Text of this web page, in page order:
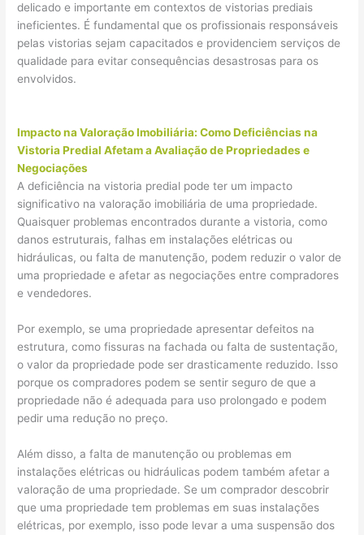
delicado e importante em contextos de vistorias prediais
ineficientes. É fundamental que os profissionais responsáveis
pelas vistorias sejam capacitados e providenciem serviços de
qualidade para evitar consequências desastrosas para os
envolvidos.
Impacto na Valoração Imobiliária: Como Deficiências na
Vistoria Predial Afetam a Avaliação de Propriedades e
Negociações
A deficiência na vistoria predial pode ter um impacto
significativo na valoração imobiliária de uma propriedade.
Quaisquer problemas encontrados durante a vistoria, como
danos estruturais, falhas em instalações elétricas ou
hidráulicas, ou falta de manutenção, podem reduzir o valor de
uma propriedade e afetar as negociações entre compradores
e vendedores.
Por exemplo, se uma propriedade apresentar defeitos na
estrutura, como fissuras na fachada ou falta de sustentação,
o valor da propriedade pode ser drasticamente reduzido. Isso
porque os compradores podem se sentir seguro de que a
propriedade não é adequada para uso prolongado e podem
pedir uma redução no preço.
Além disso, a falta de manutenção ou problemas em
instalações elétricas ou hidráulicas podem também afetar a
valoração de uma propriedade. Se um comprador descobrir
que uma propriedade tem problemas em suas instalações
elétricas, por exemplo, isso pode levar a uma suspensão dos